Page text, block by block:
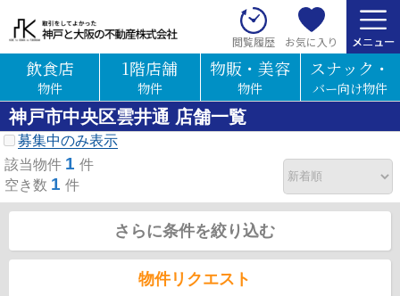
閲覧履歴 お気に入り
飲食店
物件
1階店舗
物件
物販・美容
物件
スナック・
バー向け物件
神戸市中央区雲井通 店舗一覧
募集中のみ表示
該当物件 1 件
空き数 1 件
さらに条件を絞り込む
物件リクエスト